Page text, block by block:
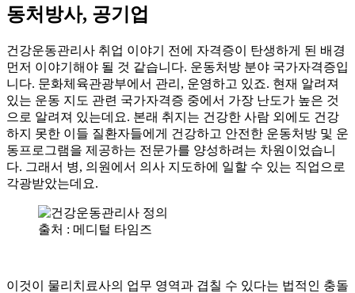
동처방사, 공기업
건강운동관리사 취업 이야기 전에 자격증이 탄생하게 된 배경
먼저 이야기해야 될 것 같습니다. 운동처방 분야 국가자격증입
니다. 문화체육관광부에서 관리, 운영하고 있죠. 현재 알려져
있는 운동 지도 관련 국가자격증 중에서 가장 난도가 높은 것
으로 알려져 있는데요. 본래 취지는 건강한 사람 외에도 건강
하지 못한 이들 질환자들에게 건강하고 안전한 운동처방 및 운
동프로그램을 제공하는 전문가를 양성하려는 차원이었습니
다. 그래서 병, 의원에서 의사 지도하에 일할 수 있는 직업으로
각광받았는데요.
출처 : 메디털 타임즈
이것이 물리치료사의 업무 영역과 겹칠 수 있다는 법적인 충돌